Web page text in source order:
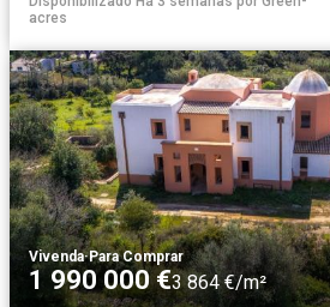
acres
Vivenda·Para Comprar
1 990 000 €3 864 €/m²